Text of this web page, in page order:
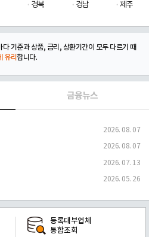
경북 경남 제주
기준과 상품, 금리, 상환기간이 모두 다르기 때
유리합니다.
금융뉴스
2026. 08. 07
2026. 08. 07
2026. 07. 13
2026. 05. 26
등록대부업체
통합조회